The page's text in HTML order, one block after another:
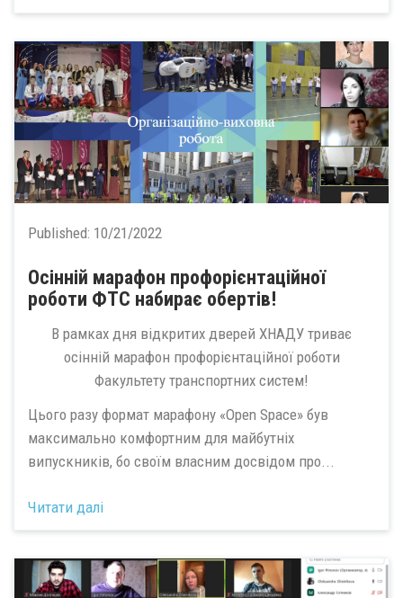
Published: 10/21/2022
Осінній марафон профорієнтаційної
роботи ФТС набирає обертів!
В рамках дня відкритих дверей ХНАДУ триває
осінній марафон профорієнтаційної роботи
Факультету транспортних систем!
Цього разу формат марафону «Open Space» був
максимально комфортним для майбутніх
випускників, бо своїм власним досвідом про...
Читати далі